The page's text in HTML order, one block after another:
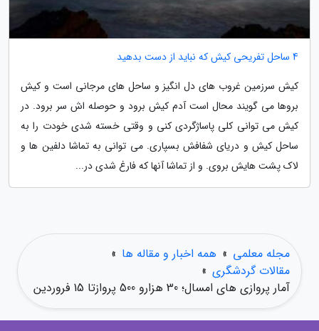
4 ساحل تفریحی کیش که نباید از دست بدهید
کیش سرزمین غروب های دل انگیز و ساحل های مرجانی است و کیش
بروها می گویند محال است آدم کیش برود و حوصله اش سر برود. در
کیش می توانی کلی پاساژگردی کنی و وقتی خسته شدی خودت را به
ساحل کیش و دریای شفافش بسپاری. می توانی به تماشا دلفین ها و
لاک پشت هایش بروی. و از تماشا آنها که فارغ شدی در...
مجله معلمی » همه اخبار و مقاله ها »
مقالات گردشگری »
آمار پروازی های امسال؛ 30 هزارو 500 پروازتا 15 فروردین